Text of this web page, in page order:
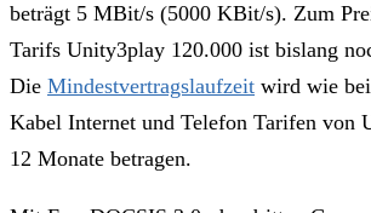
beträgt 5 MBit/s (5000 KBit/s). Zum
Tarifs Unity3play 120.000 ist bislang
Die Mindestvertragslaufzeit wird wie
Kabel Internet und Telefon Tarifen von
12 Monate betragen.